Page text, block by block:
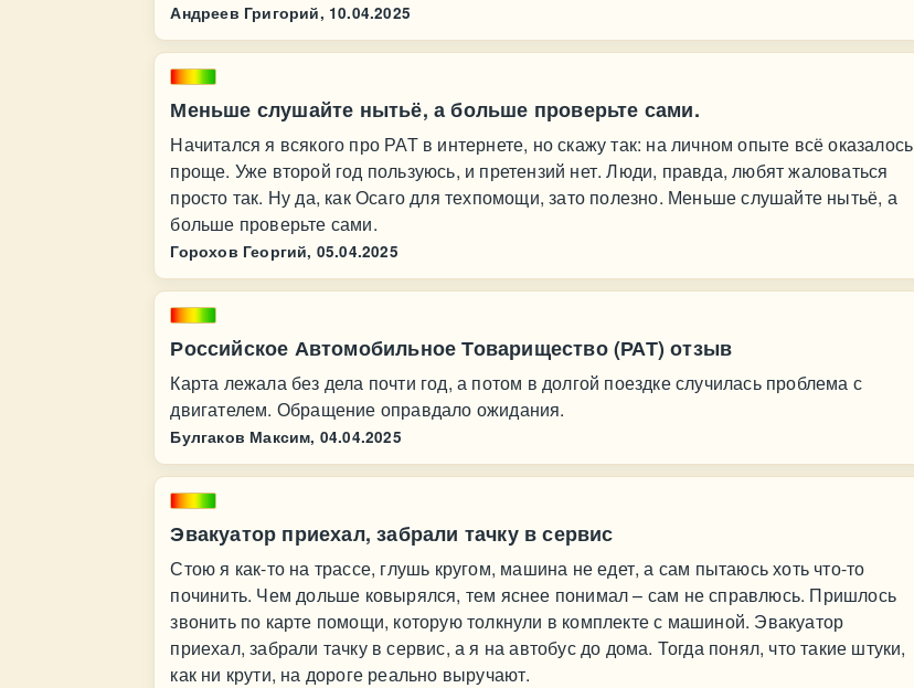
Андреев Григорий, 10.04.2025
Меньше слушайте нытьё, а больше проверьте сами.
Начитался я всякого про РАТ в интернете, но скажу так: на личном опыте всё оказалось
проще. Уже второй год пользуюсь, и претензий нет. Люди, правда, любят жаловаться
просто так. Ну да, как Осаго для техпомощи, зато полезно. Меньше слушайте нытьё, а
больше проверьте сами.
Горохов Георгий, 05.04.2025
Российское Автомобильное Товарищество (РАТ) отзыв
Карта лежала без дела почти год, а потом в долгой поездке случилась проблема с
двигателем. Обращение оправдало ожидания.
Булгаков Максим, 04.04.2025
Эвакуатор приехал, забрали тачку в сервис
Стою я как-то на трассе, глушь кругом, машина не едет, а сам пытаюсь хоть что-то
починить. Чем дольше ковырялся, тем яснее понимал – сам не справлюсь. Пришлось
звонить по карте помощи, которую толкнули в комплекте с машиной. Эвакуатор
приехал, забрали тачку в сервис, а я на автобус до дома. Тогда понял, что такие штуки,
как ни крути, на дороге реально выручают.